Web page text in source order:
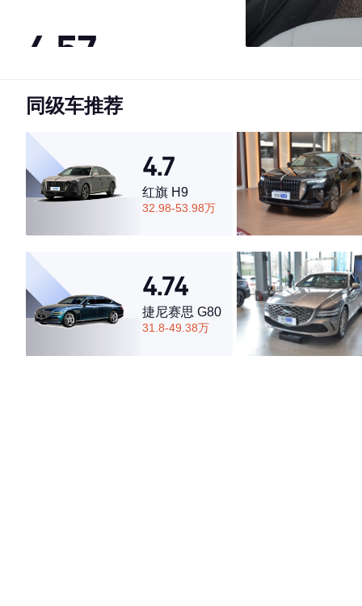
4.57
·外观表现一般，低于70%同级车
·空间表现一般，低于54%同级车
同级车推荐
4.7
红旗 H9
32.98-53.98万
4.74
捷尼赛思 G80
31.8-49.38万